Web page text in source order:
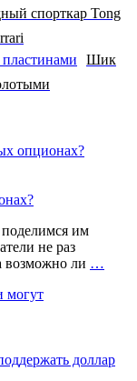
спорткар Tong
Шик
им
не раз
возможно ли …
доллар